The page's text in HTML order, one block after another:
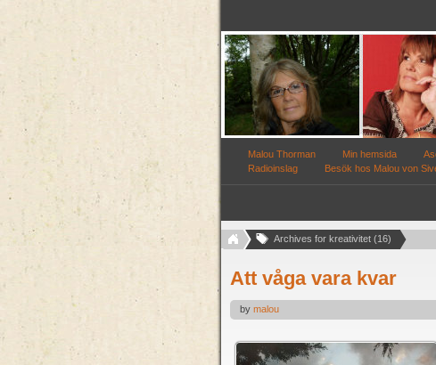
Malou Thorman Min hemsida
Radioinslag
Besök hos Malou von
Archives for kreativitet (16)
Att våga vara kvar
by malou